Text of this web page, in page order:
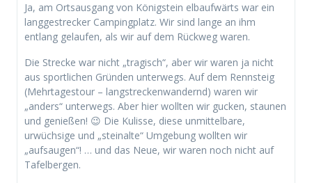
Ja, am Ortsausgang von Königstein elbaufwärts war ein
langgestrecker Campingplatz. Wir sind lange an ihm
entlang gelaufen, als wir auf dem Rückweg waren.
Die Strecke war nicht „tragisch“, aber wir waren ja nicht
aus sportlichen Gründen unterwegs. Auf dem Rennsteig
(Mehrtagestour – langstreckenwandernd) waren wir
„anders“ unterwegs. Aber hier wollten wir gucken, staunen
und genießen! 😉 Die Kulisse, diese unmittelbare,
urwüchsige und „steinalte“ Umgebung wollten wir
„aufsaugen“! … und das Neue, wir waren noch nicht auf
Tafelbergen.